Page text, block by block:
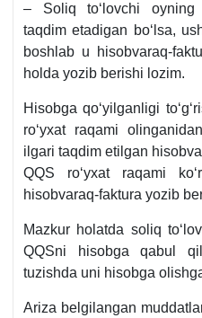
– Soliq toʻlovchi oyning
taqdim etadigan boʻlsa,
boshlab u hisobvaraq-
holda yozib berishi lozim.
Hisobga qoʻyilganligi
roʻyхat raqami
ilgari taqdim etilgan
QQS roʻyхat raqami
hisobvaraq-faktura yozib
Mazkur holatda soliq
QQSni hisobga qabul
tuzishda uni hisobga
Ariza belgilangan